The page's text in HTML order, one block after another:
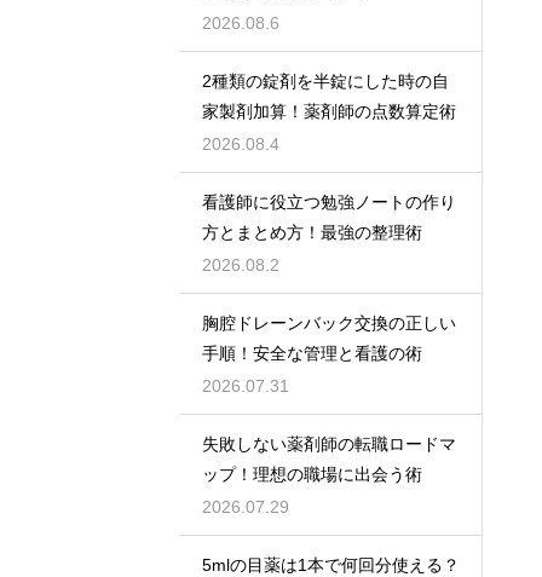
2026.08.6
2種類の錠剤を半錠にした時の自
家製剤加算！薬剤師の点数算定術
2026.08.4
看護師に役立つ勉強ノートの作り
方とまとめ方！最強の整理術
2026.08.2
胸腔ドレーンバック交換の正しい
手順！安全な管理と看護の術
2026.07.31
失敗しない薬剤師の転職ロードマ
ップ！理想の職場に出会う術
2026.07.29
5mlの目薬は1本で何回分使える？